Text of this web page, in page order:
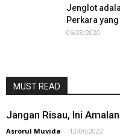
Jenglot
Perkara
06/28/2020
MUST READ
Jangan Risau, Ini
Asrorul Muvida - 12/06/2022